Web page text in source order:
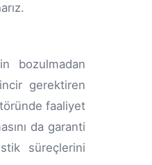
bozulmadan
gerektiren
faaliyet
da garanti
süreçlerini